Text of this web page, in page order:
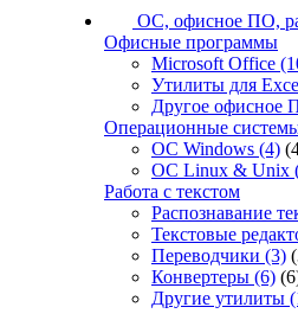
ОС, офисное ПО,
Офисные программы
Microsoft Office
Утилиты для
Другое офисное
Операционные
ОС Windows (4)
ОС Linux & Unix
Работа с текстом
Распознавание
Текстовые
Переводчики (3)
Конвертеры (6)
Другие утилиты